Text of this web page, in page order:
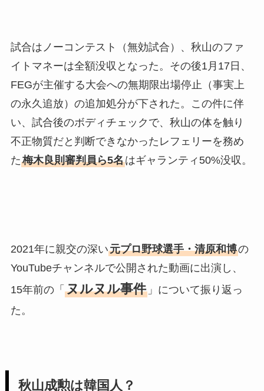
試合はノーコンテスト（無効試合）、秋山のファ
イトマネーは全額没収となった。その後1月17日、
FEGが主催する大会への無期限出場停止（事実上
の永久追放）の追加処分が下された。この件に伴
い、試合後のボディチェックで、秋山の体を触り
不正物質だと判断できなかったレフェリーを務め
た梅木良則審判員ら5名はギャランティ50%没収。
2021年に親交の深い元プロ野球選手・清原和博の
YouTubeチャンネルで公開された動画に出演し、
15年前の「 ヌルヌル事件」について振り返っ
た。
秋山成勲は韓国人？